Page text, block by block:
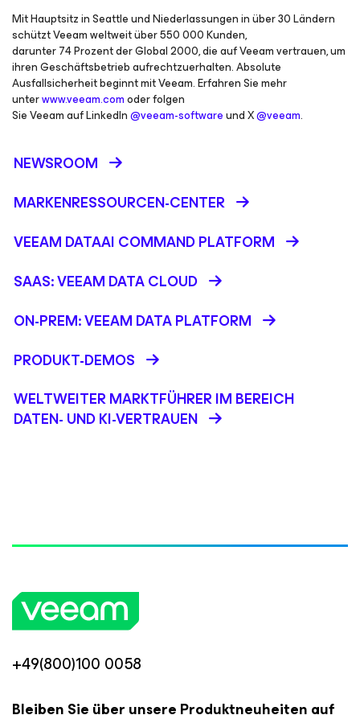
Mit Hauptsitz in Seattle und Niederlassungen in über 30 Ländern
schützt Veeam weltweit über 550 000 Kunden,
darunter 74 Prozent der Global 2000, die auf Veeam vertrauen, um
ihren Geschäftsbetrieb aufrechtzuerhalten. Absolute
Ausfallsicherheit beginnt mit Veeam. Erfahren Sie mehr
unterwww.veeam.comoder folgen
Sie Veeam auf LinkedIn@veeam-softwareund X@veeam.
NEWSROOM
MARKENRESSOURCEN-CENTER
VEEAM DATAAI COMMAND PLATFORM
SAAS: VEEAM DATA CLOUD
ON-PREM: VEEAM DATA PLATFORM
PRODUKT-DEMOS
WELTWEITER MARKTFÜHRER IM BEREICH
DATEN- UND KI-VERTRAUEN
+49(800)100 0058
Bleiben Sie über unsere Produktneuheiten auf